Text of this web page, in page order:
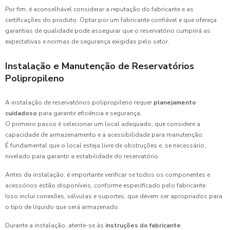
Por fim, é aconselhável considerar a reputação do fabricante e as
certificações do produto. Optar por um fabricante confiável e que ofereça
garantias de qualidade pode assegurar que o reservatório cumprirá as
expectativas e normas de segurança exigidas pelo setor.
Instalação e Manutenção de Reservatórios
Polipropileno
A instalação de reservatórios polipropileno requer planejamento
cuidadoso para garantir eficiência e segurança.
O primeiro passo é selecionar um local adequado, que considere a
capacidade de armazenamento e a acessibilidade para manutenção.
É fundamental que o local esteja livre de obstruções e, se necessário,
nivelado para garantir a estabilidade do reservatório.
Antes da instalação, é importante verificar se todos os componentes e
acessórios estão disponíveis, conforme especificado pelo fabricante.
Isso inclui conexões, válvulas e suportes, que devem ser apropriados para
o tipo de líquido que será armazenado.
Durante a instalação, atente-se às instruções do fabricante.